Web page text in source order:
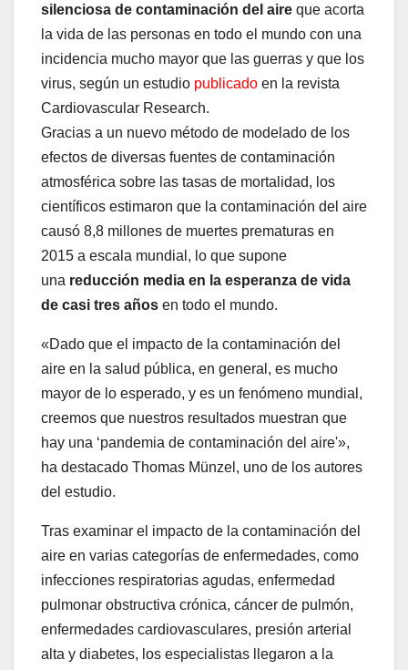
silenciosa de contaminación del aire que acorta
la vida de las personas en todo el mundo con una
incidencia mucho mayor que las guerras y que los
virus, según un estudio publicado en la revista
Cardiovascular Research.
Gracias a un nuevo método de modelado de los
efectos de diversas fuentes de contaminación
atmosférica sobre las tasas de mortalidad, los
científicos estimaron que la contaminación del aire
causó 8,8 millones de muertes prematuras en
2015 a escala mundial, lo que supone
una reducción media en la esperanza de vida
de casi tres años en todo el mundo.
«Dado que el impacto de la contaminación del
aire en la salud pública, en general, es mucho
mayor de lo esperado, y es un fenómeno mundial,
creemos que nuestros resultados muestran que
hay una ‘pandemia de contaminación del aire'»,
ha destacado Thomas Münzel, uno de los autores
del estudio.
Tras examinar el impacto de la contaminación del
aire en varias categorías de enfermedades, como
infecciones respiratorias agudas, enfermedad
pulmonar obstructiva crónica, cáncer de pulmón,
enfermedades cardiovasculares, presión arterial
alta y diabetes, los especialistas llegaron a la